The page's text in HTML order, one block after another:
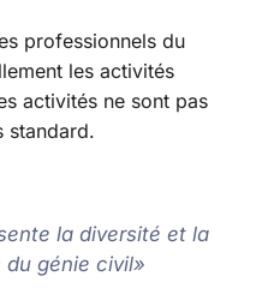
professionnels du
les activités
activités ne sont pas
standard.
la diversité et la
génie civil»